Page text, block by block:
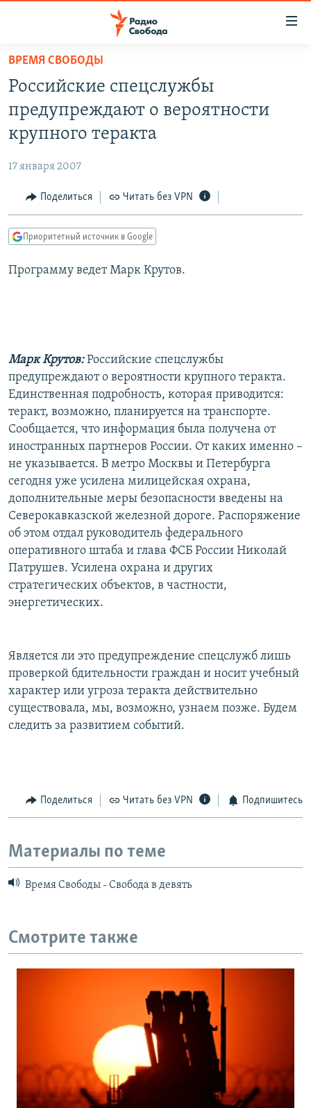
упрощенного
доступа
основному
Вернутся
Вернутся
поиску
АВТОРСКИЕ ПРОЕКТЫ
МНЕНИЯ
КУЛЬТУРА
КАВКАЗ.РЕАЛИИ
СЕВЕР.РЕАЛИИ
СОЦИАЛЬНЫЕ СЕТИ
Все сайты РСЕ/РС
ВРЕМЯ СВОБОДЫ
Российские спецслужбы
предупреждают о вероятности
крупного теракта
17 января 2007
Поделиться Читать без VPN
Приоритетный источник в Google
Программу ведет Марк Крутов.
Марк Крутов: Российские спецслужбы
предупреждают о вероятности крупного теракта.
Единственная подробность, которая приводится:
теракт, возможно, планируется на транспорте.
Сообщается, что информация была получена от
иностранных партнеров России. От каких именно –
не указывается. В метро Москвы и Петербурга
сегодня уже усилена милицейская охрана,
дополнительные меры безопасности введены на
Северокавказской железной дороге. Распоряжение
об этом отдал руководитель федерального
оперативного штаба и глава ФСБ России Николай
Патрушев. Усилена охрана и других
стратегических объектов, в частности,
энергетических.
Является ли это предупреждение спецслужб лишь
проверкой бдительности граждан и носит учебный
характер или угроза теракта действительно
существовала, мы, возможно, узнаем позже. Будем
следить за развитием событий.
Поделиться Читать без VPN Подпишитесь
Материалы по теме
Время Свободы - Свобода в девять
Смотрите также